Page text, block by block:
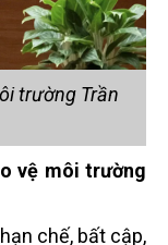
trường Trần
vệ môi trường
chế, bất cập,